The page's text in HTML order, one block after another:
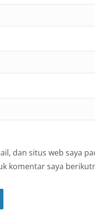
dan situs web saya
komentar saya